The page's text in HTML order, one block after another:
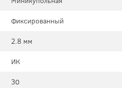
Фиксированный
2.8 мм
ИК
30